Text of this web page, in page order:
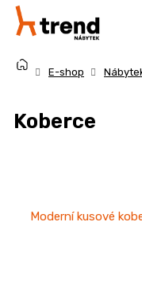
Přejít
obsah
E-shop
Koberce
Moderní kusové
Zpět
Zpět